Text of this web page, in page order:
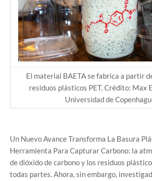
El material BAETA se fabrica a partir
residuos plásticos PET. Crédito: Max
Universidad de
Un Nuevo Avance Transforma La Basura
Herramienta Para Capturar Carbono: la
de dióxido de carbono y los residuos
todas partes. Ahora, sin embargo,